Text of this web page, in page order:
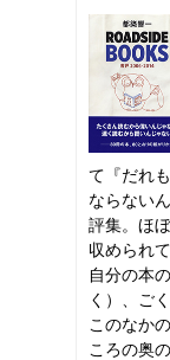
て『だれ
ならない
評集。ほ
収められ
自分の本
く）、ご
このなか
ころの奥